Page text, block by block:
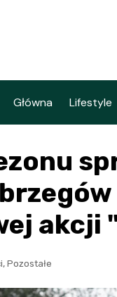
Główna Lifestyle
akcji
, Pozostałe